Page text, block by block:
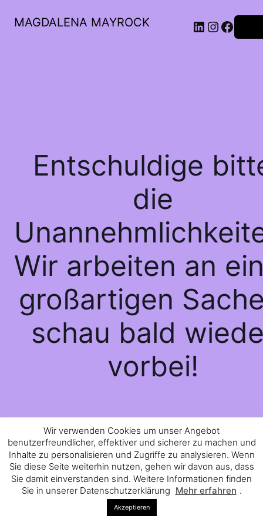
MAGDALENA MAYROCK LinkedIn
Entschuldige
die
Wir arbeiten an
großartigen
schau bald
vorbei!
Wir verwenden Cookies um unser Angebot
benutzerfreundlicher, effektiver und sicherer zu machen und
Inhalte zu personalisieren und Zugriffe zu analysieren. Wenn
Sie diese Seite weiterhin nutzen, gehen wir davon aus, dass
Sie damit einverstanden sind. Weitere Informationen finden
Sie in unserer Datenschutzerklärung Mehr erfahren .
Akzeptieren